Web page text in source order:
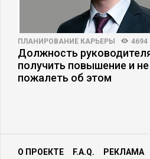
ПЛАНИРОВАНИЕ КАРЬЕРЫ 4694
Должность
получить повышение и не
пожалеть об этом
О ПРОЕКТЕ F.A.Q. РЕКЛАМА